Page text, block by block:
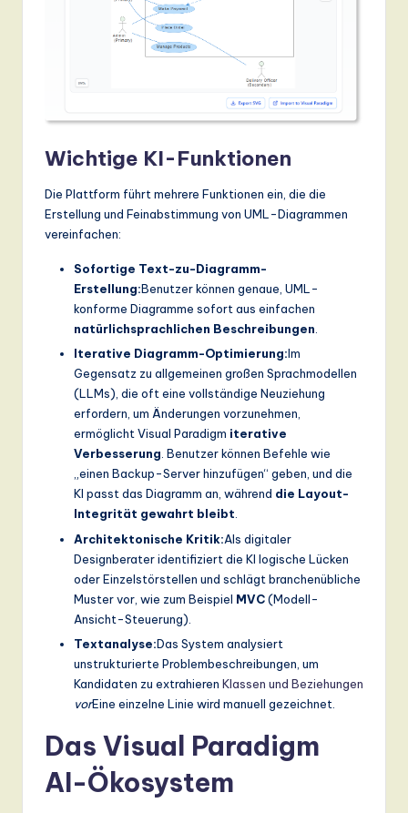
Wichtige KI-Funktionen
Die Plattform führt mehrere Funktionen ein, die die
Erstellung und Feinabstimmung von UML-Diagrammen
vereinfachen:
Sofortige Text-zu-Diagramm-
Erstellung:Benutzer können genaue, UML-
konforme Diagramme sofort aus einfachen
natürlichsprachlichen Beschreibungen.
Iterative Diagramm-Optimierung:Im
Gegensatz zu allgemeinen großen Sprachmodellen
(LLMs), die oft eine vollständige Neuziehung
erfordern, um Änderungen vorzunehmen,
ermöglicht Visual Paradigm iterative
Verbesserung. Benutzer können Befehle wie
„einen Backup-Server hinzufügen“ geben, und die
KI passt das Diagramm an, während die Layout-
Integrität gewahrt bleibt.
Architektonische Kritik:Als digitaler
Designberater identifiziert die KI logische Lücken
oder Einzelstörstellen und schlägt branchenübliche
Muster vor, wie zum Beispiel MVC(Modell-
Ansicht-Steuerung).
Textanalyse:Das System analysiert
unstrukturierte Problembeschreibungen, um
Kandidaten zu extrahieren Klassen und Beziehungen
vorEine einzelne Linie wird manuell gezeichnet.
Das Visual Paradigm
AI-Ökosystem